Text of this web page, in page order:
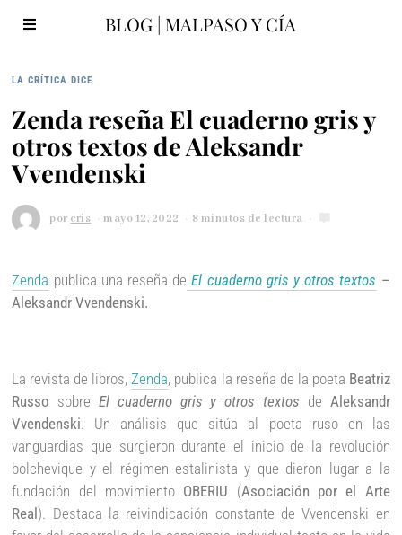
BLOG | MALPASO Y CÍA
LA CRÍTICA DICE
Zenda reseña El cuaderno gris y
otros textos de Aleksandr
Vvendenski
por cris mayo 12, 2022
o
2
8 minutos de lectura
Zenda publica una reseña de El cuaderno gris y otros textos –
Aleksandr Vvendenski.
La revista de libros,Zenda, publica la reseña de la poeta Beatriz
Russo sobreEl cuaderno gris y otros textos de Aleksandr
Vvendenski. Un análisis que sitúa al poeta ruso en las
vanguardias que surgieron durante el inicio de la revolución
bolchevique y el régimen estalinista y que dieron lugar a la
fundación del movimiento OBERIU (Asociación por el Arte
Real ). Destaca la reivindicación constante de Vvendenski en